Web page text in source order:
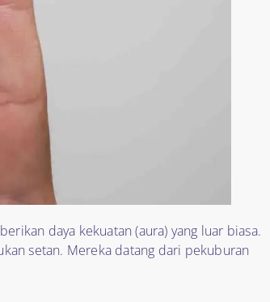
daya kekuatan (aura) yang luar biasa.
setan. Mereka datang dari pekuburan